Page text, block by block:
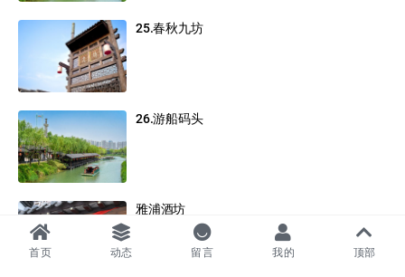
25.春秋九坊
26.游船码头
雅浦酒坊
首页 动态 留言 我的 顶部